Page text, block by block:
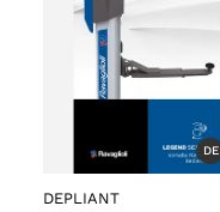
DE
DEPLIANT